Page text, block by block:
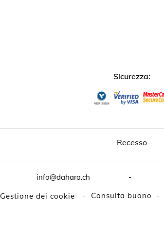
Sicurezza:
Recesso
info@dahara.ch -
Gestione dei cookie - Consulta buono -